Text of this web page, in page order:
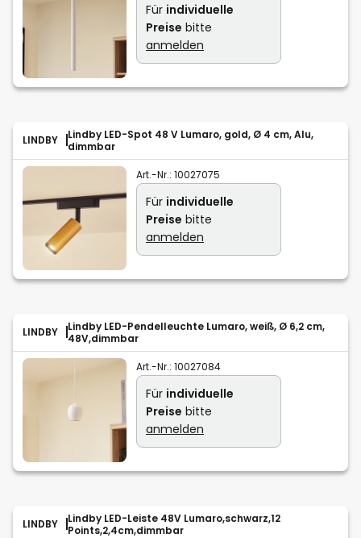
Für individuelle
Preise bitte
anmelden
LINDBY
Lindby LED-Spot 48 V Lumaro, gold, Ø 4 cm, Alu,
dimmbar
Art.-Nr.: 10027075
Für individuelle
Preise bitte
anmelden
LINDBY
Lindby LED-Pendelleuchte Lumaro, weiß, Ø 6,2 cm,
48V,dimmbar
Art.-Nr.: 10027084
Für individuelle
Preise bitte
anmelden
LINDBY
Lindby LED-Leiste 48V Lumaro,schwarz,12
Points,2,4cm,dimmbar